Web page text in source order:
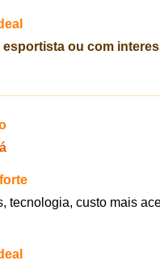
esportista ou com
tecnologia, custo mais